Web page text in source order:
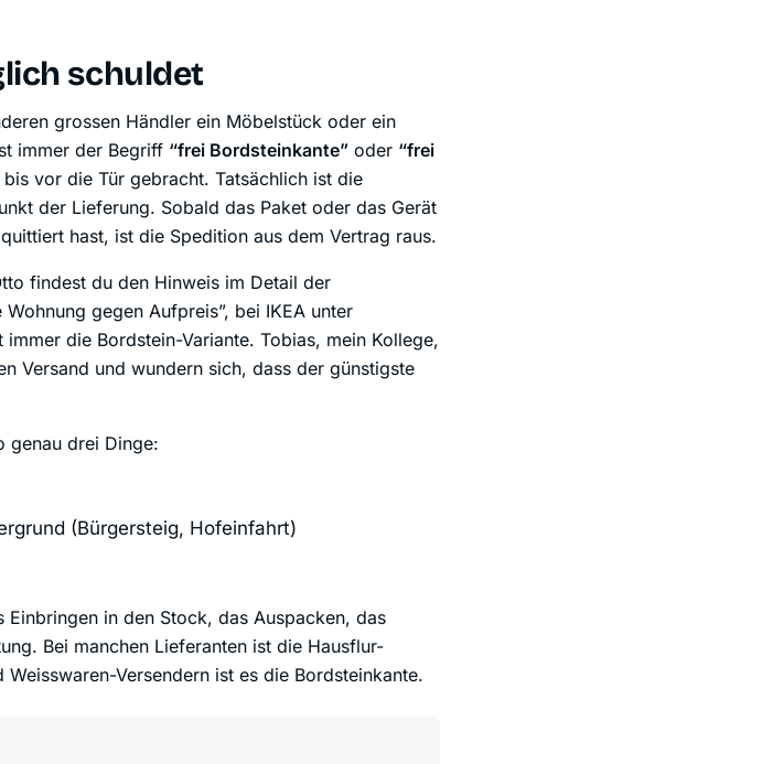
schuldet
grossen Händler ein Möbelstück oder ein
immer der Begriff “frei Bordsteinkante” oder “frei
vor die Tür gebracht. Tatsächlich ist die
der Lieferung. Sobald das Paket oder das Gerät
hast, ist die Spedition aus dem Vertrag raus.
findest du den Hinweis im Detail der
gegen Aufpreis”, bei IKEA unter
die Bordstein-Variante. Tobias, mein Kollege,
Versand und wundern sich, dass der günstigste
genau drei Dinge:
(Bürgersteig, Hofeinfahrt)
in den Stock, das Auspacken, das
Bei manchen Lieferanten ist die Hausflur-
Versendern ist es die Bordsteinkante.